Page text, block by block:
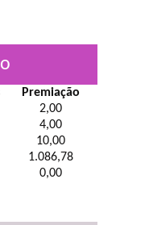
Premiação
2,00
4,00
10,00
1.086,78
0,00